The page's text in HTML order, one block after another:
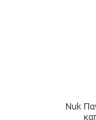
Nuk